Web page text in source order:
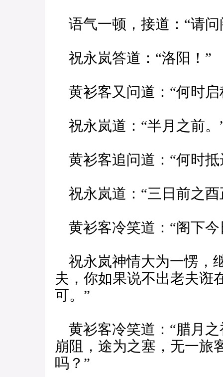
语气一顿，接道：“请问
祝永岚答道：“洛阳！”
黄衫客又问道：“何时启
祝永岚道：“半月之前。
黄衫客追问道：“何时抵
祝永岚道：“三日前之酉
黄衫客冷笑道：“阁下今
祝永岚神情大为一愣，
夫，你如果说不出老夫诳
可。”
黄衫客冷笑道：“腊月
崩阻，途为之塞，无一旅
吗？”